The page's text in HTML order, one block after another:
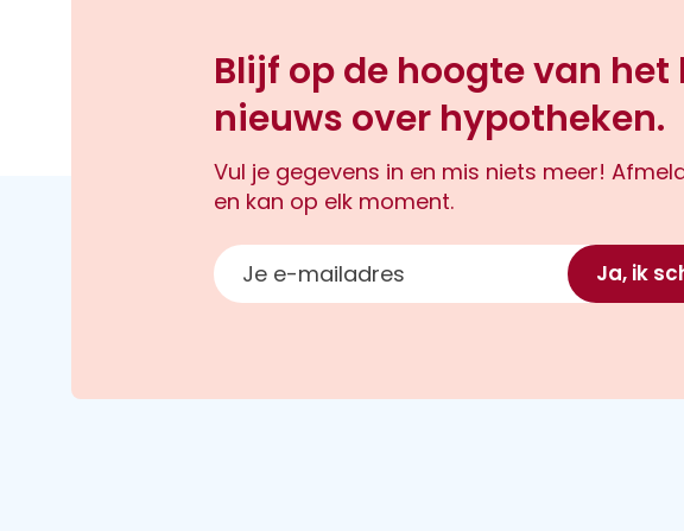
Blijf op de hoogte van
nieuws over hypotheken.
Vul je gegevens in en mis niets meer!
en kan op elk moment.
E-mailadres
Ja, ik